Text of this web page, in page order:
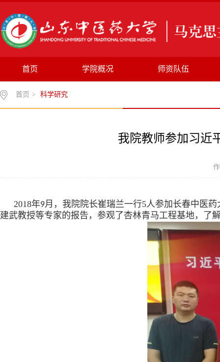
首页 学院概况 师资队伍
首页 > 科学研究
我院教师参加习近
2018年9月，我院院长崔瑞兰一行5人参加长春中医
建武教授等专家的报告，参观了杏林青马工程基地，了